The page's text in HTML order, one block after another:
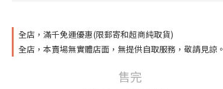
全店，滿千免運優惠(限郵寄和超商純取貨)
全店，本賣場無實體店面，無提供自取服務，敬請見諒。
售完